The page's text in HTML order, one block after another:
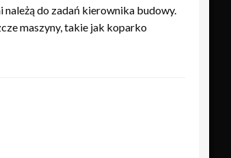
do zadań kierownika budowy.
maszyny, takie jak koparko